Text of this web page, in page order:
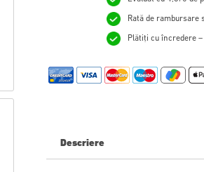
Rată de rambursare
Plătiți cu încredere
Descriere